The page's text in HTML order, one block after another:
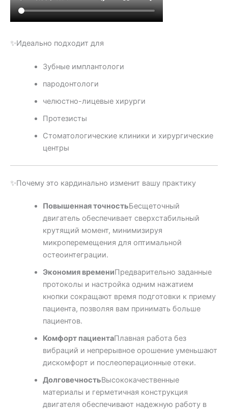
✨Идеально подходит для
Зубные имплантологи
пародонтологи
челюстно-лицевые хирурги
Протезисты
Стоматологические клиники и хирургические
центры
✨Почему это кардинально изменит вашу практику
Повышенная точностьБесщеточный
двигатель обеспечивает сверхстабильный
крутящий момент, минимизируя
микроперемещения для оптимальной
остеоинтеграции.
Экономия времениПредварительно заданные
протоколы и настройка одним нажатием
кнопки сокращают время подготовки к приему
пациента, позволяя вам принимать больше
пациентов.
Комфорт пациентаПлавная работа без
вибраций и непрерывное орошение уменьшают
дискомфорт и послеоперационные отеки.
ДолговечностьВысококачественные
материалы и герметичная конструкция
двигателя обеспечивают надежную работу в